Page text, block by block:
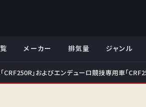
メーカー 排気量 ジャンル
CRF250R」およびエンデューロ競技専用車「